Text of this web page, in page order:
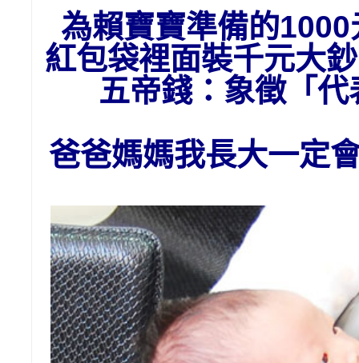
為賴寶寶準備的1000
紅包袋裡面裝千元大
五帝錢：象徵「
爸爸媽媽我長大一定